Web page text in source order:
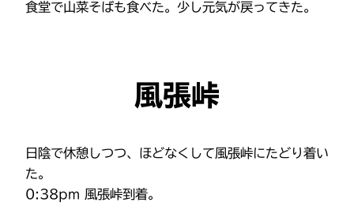
食堂で山菜そばも食べた。少し元気が戻ってきた。
風張峠
日陰で休憩しつつ、ほどなくして風張峠にたどり着い
た。
0:38pm 風張峠到着。